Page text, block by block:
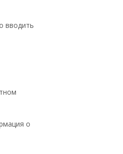
вводить
о